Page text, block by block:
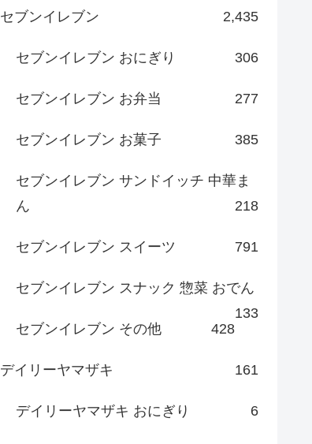
セブンイレブン 2,435
セブンイレブン おにぎり 306
セブンイレブン お弁当 277
セブンイレブン お菓子 385
セブンイレブン サンドイッチ 中華ま
ん
218
セブンイレブン スイーツ 791
セブンイレブン スナック 惣菜 おでん
133
セブンイレブン その他
428
デイリーヤマザキ 161
デイリーヤマザキ おにぎり 6